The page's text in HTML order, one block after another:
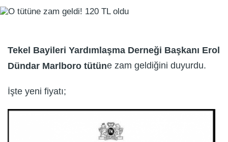
Tekel Bayileri Yardımlaşma Derneği Başkanı Erol
Dündar Marlboro tütüne zam geldiğini duyurdu.
İşte yeni fiyatı;